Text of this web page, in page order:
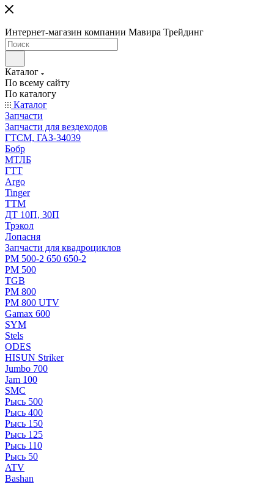
Интернет-магазин компании Мавира Трейдинг
Каталог
По всему сайту
По каталогу
Каталог
Запчасти
Запчасти для вездеходов
ГТСМ, ГАЗ-34039
Бобр
МТЛБ
ГТТ
Argo
Tinger
ТТМ
ДТ 10П, 30П
Трэкол
Лопасня
Запчасти для квадроциклов
РМ 500-2 650 650-2
РМ 500
TGB
РМ 800
РМ 800 UTV
Gamax 600
SYM
Stels
ОDЕS
HISUN Striker
Jumbo 700
Jam 100
SMC
Рысь 500
Рысь 400
Рысь 150
Рысь 125
Рысь 110
Рысь 50
ATV
Bashan